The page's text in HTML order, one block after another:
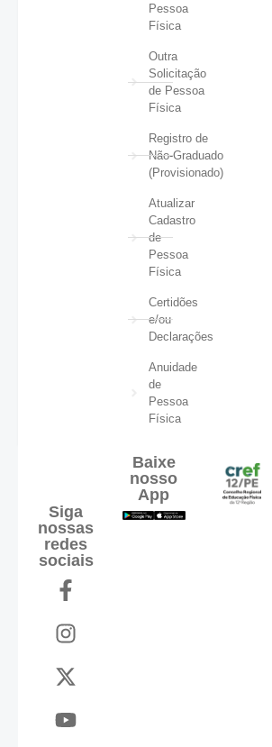
Pessoa
Física
Outra
Solicitação
de Pessoa
Física
Registro de
Não-Graduado
(Provisionado)
Atualizar
Cadastro
de
Pessoa
Física
Certidões
e/ou
Declarações
Anuidade
de
Pessoa
Física
Siga
nossas
redes
sociais
Baixe
nosso
App